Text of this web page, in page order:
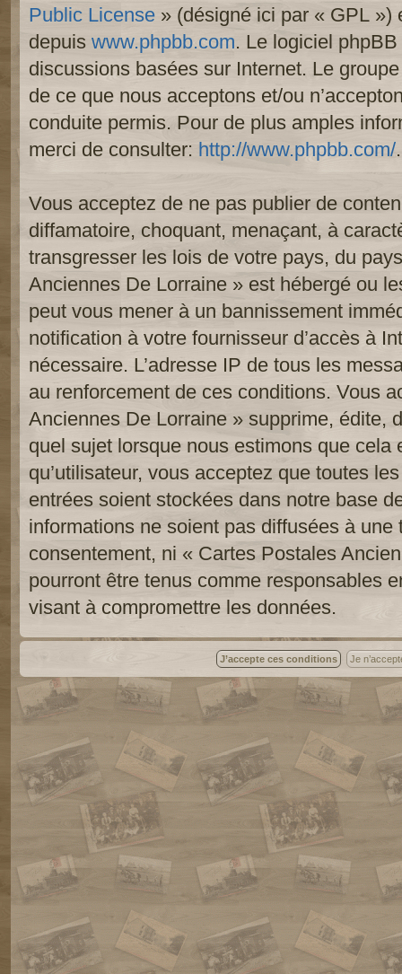
Public License » (désigné ici par « GPL »)
depuis www.phpbb.com. Le logiciel
discussions basées sur Internet. Le
de ce que nous acceptons et/ou
conduite permis. Pour de plus amples
merci de consulter: http://www.phpbb.com/.
Vous acceptez de ne pas publier de
diffamatoire, choquant, menaçant, à
transgresser les lois de votre pays, du
Anciennes De Lorraine » est hébergé ou
peut vous mener à un bannissement
notification à votre fournisseur d’accès à
nécessaire. L’adresse IP de tous les
au renforcement de ces conditions. Vous
Anciennes De Lorraine » supprime, édite,
quel sujet lorsque nous estimons que cela
qu’utilisateur, vous acceptez que toutes
entrées soient stockées dans notre base
informations ne soient pas diffusées à une
consentement, ni « Cartes Postales
pourront être tenus comme responsables
visant à compromettre les données.